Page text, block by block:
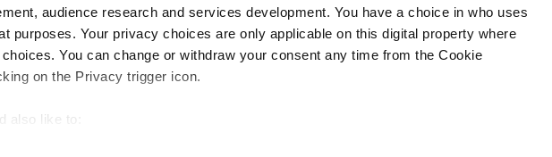
audience research and services development. You have a choice in who uses
purposes. Your privacy choices are only applicable on this digital property where
You can change or withdraw your consent any time from the Cookie
on the Privacy trigger icon.
also like to:
접촉
Alkotás utca 19